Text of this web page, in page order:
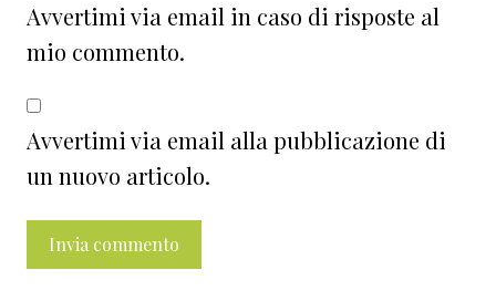
Avvertimi via email in caso di risposte al
mio commento.
Avvertimi via email alla pubblicazione di
un nuovo articolo.